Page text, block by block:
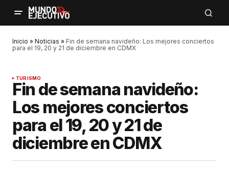
Inicio » Noticias » Fin de semana navideño: Los mejores conciertos
para el 19, 20 y 21 de diciembre en CDMX
TURISMO
Fin de semana navideño:
Los mejores conciertos
para el 19, 20 y 21 de
diciembre en CDMX